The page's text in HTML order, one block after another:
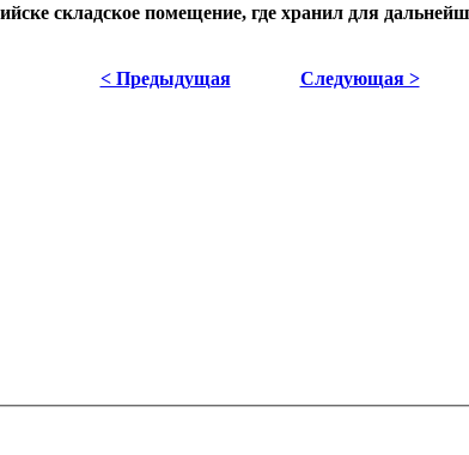
складское помещение, где хранил для
< Предыдущая Следующая >